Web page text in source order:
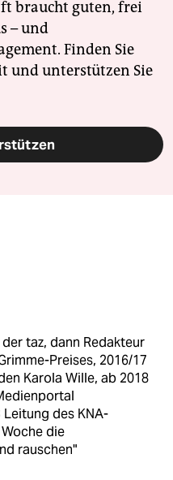
braucht guten, frei
– und
Finden Sie
und unterstützen Sie
taz, dann Redakteur
Preises, 2016/17
Karola Wille, ab 2018
Leitung des KNA-
die
rauschen"